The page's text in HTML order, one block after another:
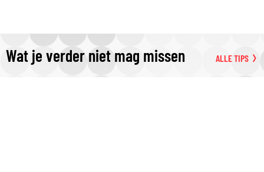
Wat je verder niet mag missen ALLE TIPS